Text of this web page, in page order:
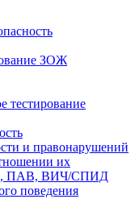
ЗОЖ
тестирование
и правонарушений
их
ПАВ, ВИЧ/СПИД
поведения